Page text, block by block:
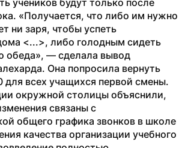
«Получается, что либо им нужно
ни заря, чтобы успеть
<...>, либо голодным сидеть
обеда», — сделала вывод
Она попросила вернуть
для всех учащихся первой смены.
окружной столицы объяснили,
связаны с
общего графика звонков в школе
качества организации учебного